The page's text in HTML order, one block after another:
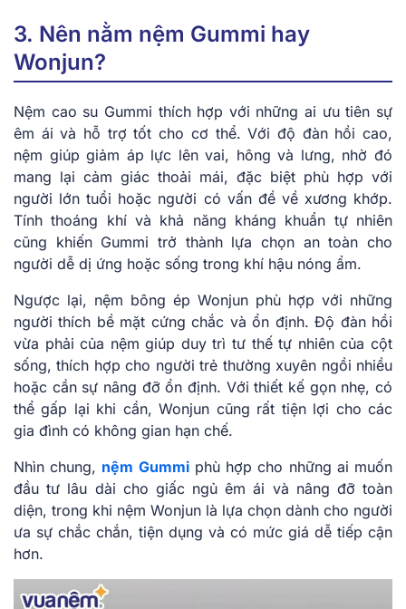
3. Nên nằm nệm Gummi hay
Wonjun?
Nệm cao su Gummi thích hợp với những ai ưu tiên sự
êm ái và hỗ trợ tốt cho cơ thể. Với độ đàn hồi cao,
nệm giúp giảm áp lực lên vai, hông và lưng, nhờ đó
mang lại cảm giác thoải mái, đặc biệt phù hợp với
người lớn tuổi hoặc người có vấn đề về xương khớp.
Tính thoáng khí và khả năng kháng khuẩn tự nhiên
cũng khiến Gummi trở thành lựa chọn an toàn cho
người dễ dị ứng hoặc sống trong khí hậu nóng ẩm.
Ngược lại, nệm bông ép Wonjun phù hợp với những
người thích bề mặt cứng chắc và ổn định. Độ đàn hồi
vừa phải của nệm giúp duy trì tư thế tự nhiên của cột
sống, thích hợp cho người trẻ thường xuyên ngồi nhiều
hoặc cần sự nâng đỡ ổn định. Với thiết kế gọn nhẹ, có
thể gấp lại khi cần, Wonjun cũng rất tiện lợi cho các
gia đình có không gian hạn chế.
Nhìn chung, nệm Gummiphù hợp cho những ai muốn
đầu tư lâu dài cho giấc ngủ êm ái và nâng đỡ toàn
diện, trong khi nệm Wonjun là lựa chọn dành cho người
ưa sự chắc chắn, tiện dụng và có mức giá dễ tiếp cận
hơn.